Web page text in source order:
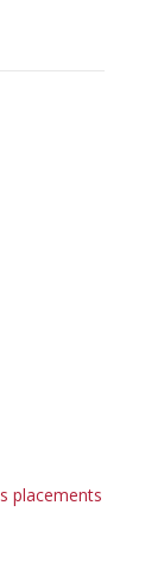
placements